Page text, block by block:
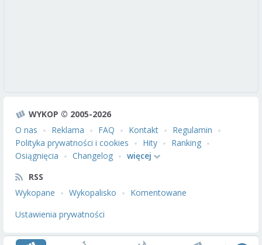
WYKOP © 2005-2026
O nas
Reklama FAQ Kontakt
Regulamin
Polityka prywatności i cookies
Hity
Ranking
Osiągnięcia
Changelog
więcej
RSS
Wykopane
Wykopalisko
Komentowane
Ustawienia prywatności